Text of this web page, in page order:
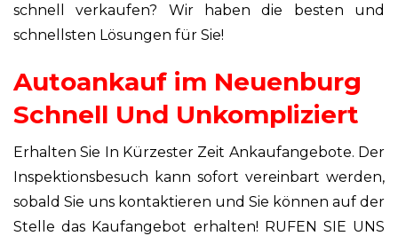
schnell verkaufen? Wir haben die besten und
schnellsten Lösungen für Sie!
Autoankauf im Neuenburg
Schnell Und Unkompliziert
Erhalten Sie In Kürzester Zeit Ankaufangebote. Der
Inspektionsbesuch kann sofort vereinbart werden,
sobald Sie uns kontaktieren und Sie können auf der
Stelle das Kaufangebot erhalten! RUFEN SIE UNS